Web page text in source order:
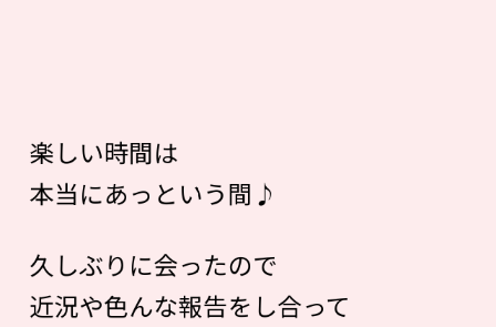
楽しい時間は
本当にあっという間♪
久しぶりに会ったので
近況や色んな報告をし合って